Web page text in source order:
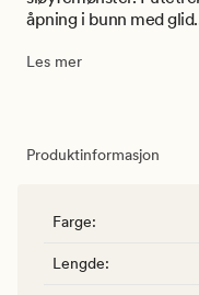
åpning i bunn med
Les mer
Produktinformasjon
Farge:
Lengde: